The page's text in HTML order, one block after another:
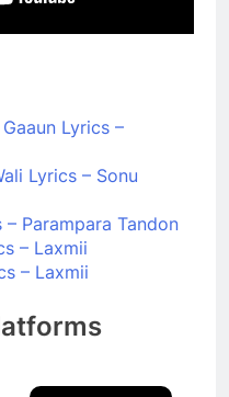
Lyrics –
Lyrics – Sonu
Parampara Tandon
– Laxmii
– Laxmii